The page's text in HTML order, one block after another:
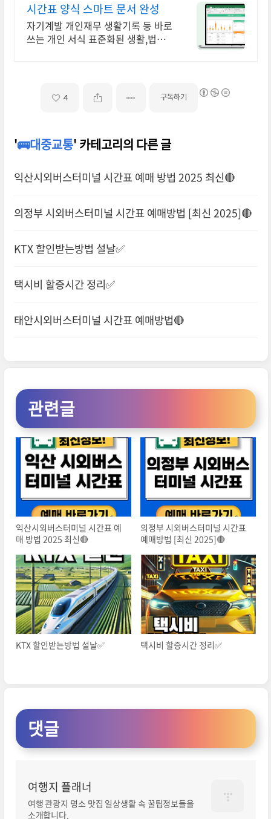
시간표 양식 스마트 문서 완성
자기계발 개인재무 생활기록 등 바로
쓰는 개인 서식 표준화된 생활,법률
4 구독하기
'🚌대중교통' 카테고리의 다른 글
익산시외버스터미널 시간표 예매 방법 2025 최신🔴
의정부 시외버스터미널 시간표 예매방법 [최신 2025]🔴
KTX 할인받는방법 설날✅
택시비 할증시간 정리✅
태안시외버스터미널 시간표 예매방법🔴
관련글
익산시외버스터미널 시간표 예
매 방법 2025 최신🔴
의정부 시외버스터미널 시간표
예매방법 [최신 2025]🔴
KTX 할인받는방법 설날✅ 택시비 할증시간 정리✅
댓글
여행지 플래너
여행 관광지 명소 맛집 일상생활 속 꿀팁정보들을
소개합니다.